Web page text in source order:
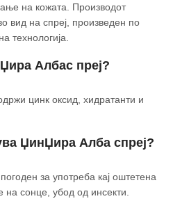
на кожата. Производот
вид на спреј, произведен по
технологија.
Албас преј?
цинк оксид, хидратанти и
ЏинЏира Алба спреј?
за употреба кај оштетена
сонце, убод од инсекти.